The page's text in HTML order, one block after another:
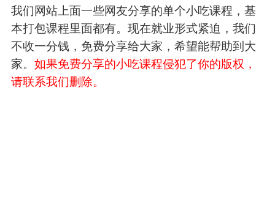
我们网站上面一些网友分享的单个小吃课程，基
本打包课程里面都有。现在就业形式紧迫，我们
不收一分钱，免费分享给大家，希望能帮助到大
家。 如果免费分享的小吃课程侵犯了你的版权，
请联系我们删除。